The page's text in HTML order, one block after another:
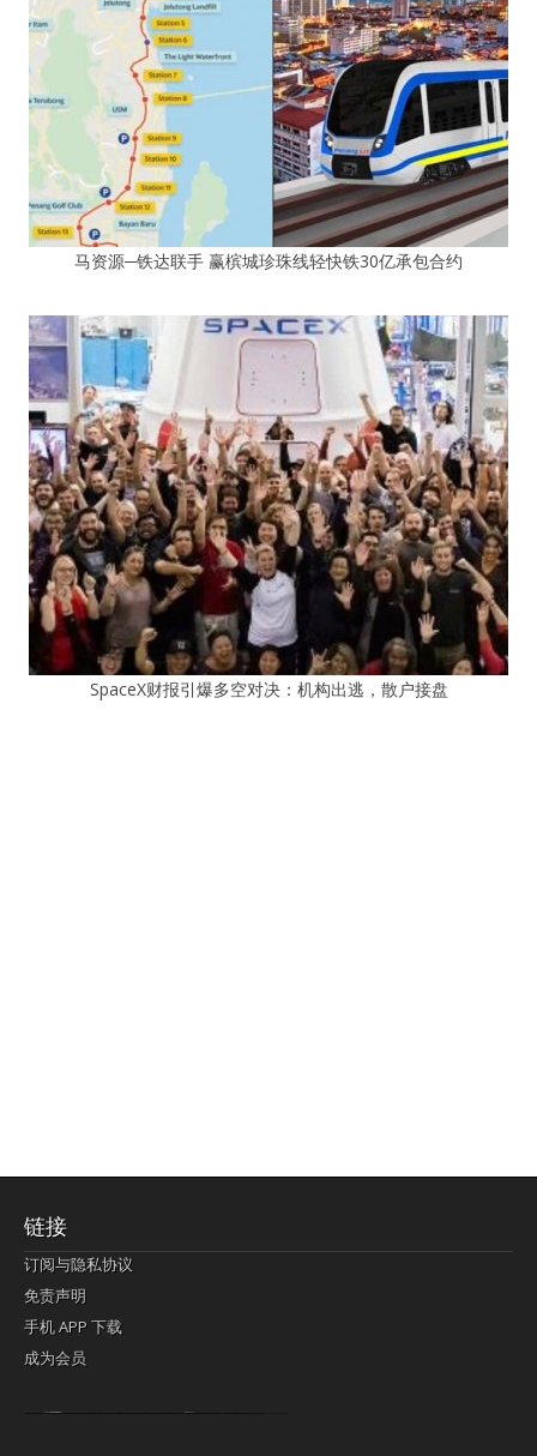
马资源─铁达联手 赢槟城珍珠线轻快铁30亿承包合约
SpaceX财报引爆多空对决：机构出逃，散户接盘
链接
订阅与隐私协议
免责声明
手机 APP 下载
成为会员